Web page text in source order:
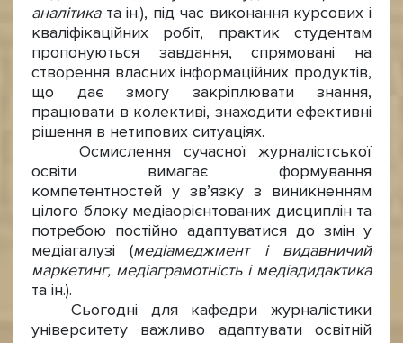
аналітика та ін.), під час виконання курсових і
кваліфікаційних робіт, практик студентам
пропонуються завдання, спрямовані на
створення власних інформаційних продуктів,
що дає змогу закріплювати знання,
працювати в колективі, знаходити ефективні
рішення в нетипових ситуаціях.
Осмислення сучасної журналістської
освіти вимагає формування
компетентностей у зв’язку з виникненням
цілого блоку медіаорієнтованих дисциплін та
потребою постійно адаптуватися до змін у
медіагалузі (медіамеджмент і видавничий
маркетинг, медіаграмотність і медіадидактика
та ін.).
Сьогодні для кафедри журналістики
університету важливо адаптувати освітній